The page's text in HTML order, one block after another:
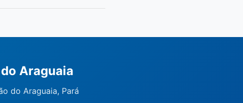
Araguaia
do Araguaia, Pará